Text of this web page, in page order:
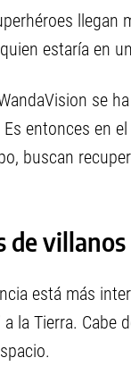
llegan
estaría en
se
entonces en
buscan
de
está más
la Tierra. Cabe